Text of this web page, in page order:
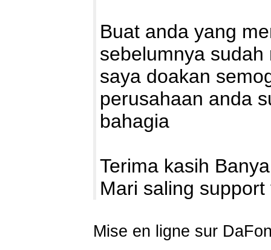
Buat anda yang
sebelumnya
saya doakan
perusahaan anda
bahagia
Terima kasih
Mari saling support
Mise en ligne sur